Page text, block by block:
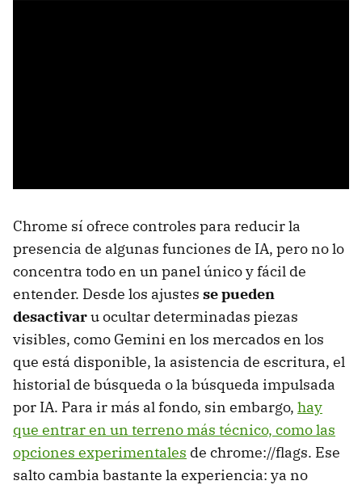
Chrome sí ofrece controles para reducir la
presencia de algunas funciones de IA, pero no lo
concentra todo en un panel único y fácil de
entender. Desde los ajustes se pueden
desactivaru ocultar determinadas piezas
visibles, como Gemini en los mercados en los
que está disponible, la asistencia de escritura, el
historial de búsqueda o la búsqueda impulsada
por IA. Para ir más al fondo, sin embargo, hay
que entrar en un terreno más técnico, como las
opciones experimentales de chrome://flags. Ese
salto cambia bastante la experiencia: ya no